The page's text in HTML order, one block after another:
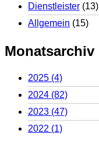
Dienstleister (13)
Allgemein (15)
Monatsarchiv
2025 (4)
2024 (82)
2023 (47)
2022 (1)